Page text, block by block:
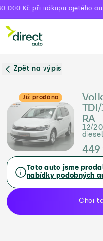
000 Kč při nákupu ojetého
Zpět na výpis
Již prodáno
RA
12/
449
Toto auto jsme
nabídky podobných
Chci